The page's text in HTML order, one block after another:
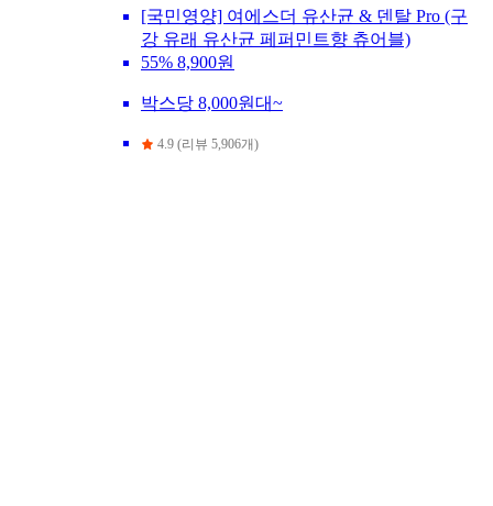
[국민영양] 여에스더 유산균 & 덴탈 Pro (구
강 유래 유산균 페퍼민트향 츄어블)
55% 8,900원
박스당 8,000원대~
4.9 (리뷰 5,906개)